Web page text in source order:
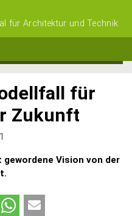
für Architektur und Technik
für
Zukunft
Vision von der